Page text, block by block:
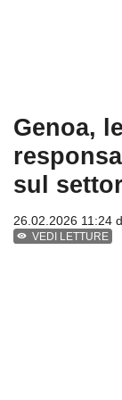
Genoa,
sul
26.02.2026 11:24
VEDI LETTURE